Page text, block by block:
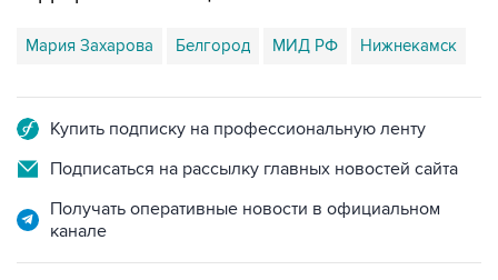
Мария Захарова Белгород МИД РФ Нижнекамск
Купить подписку на профессиональную ленту
Подписаться на рассылку главных новостей сайта
Получать оперативные новости в официальном
канале